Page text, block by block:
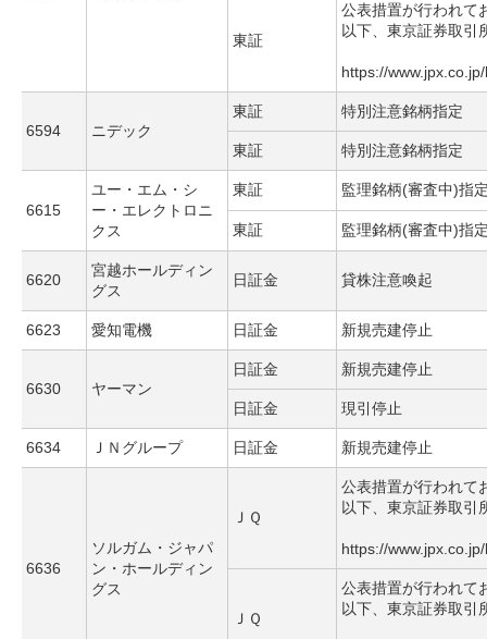
東証
公表措置が行われて
以下、東京証券取引
https://
6594 ニデック
東証 特別注意銘柄指定
東証 特別注意銘柄指定
6615
ユー・エム・シ
ー・エレクトロニ
クス
東証 監理銘柄(審査中)指
東証 監理銘柄(審査中)指
6620
宮越ホールディン
グス
日証金 貸株注意喚起
6623 愛知電機 日証金 新規売建停止
6630 ヤーマン
日証金 新規売建停止
日証金 現引停止
6634 ＪＮグループ 日証金 新規売建停止
6636
ソルガム・ジャパ
ン・ホールディン
グス
ＪＱ
公表措置が行われて
以下、東京証券取引
https://
ＪＱ
公表措置が行われて
以下、東京証券取引